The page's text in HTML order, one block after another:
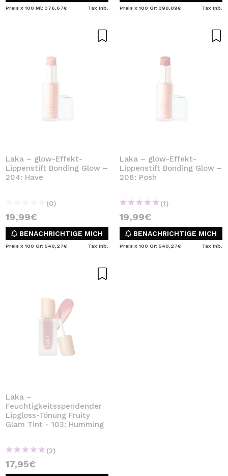
Preis x 100 Ml: 376,67€ Tax Inb. Preis x 100 Gr: 398,89€ Tax Inb.
Laka – glow-Effekt-
Lippenstift Bonding Glow –
204: Have
(0)
19,99€
BENACHRICHTIGE MICH
Preis x 100 Gr: 540,27€ Tax Inb.
Laka – glow-Effekt-
Lippenstift Bonding Glow –
208: Posh
(1)
19,99€
BENACHRICHTIGE MICH
Preis x 100 Gr: 540,27€ Tax Inb.
Laka –
Feuchtigkeitsspendender
Lipgloss-Tönung Fruity
Glam Tint - 103: Humming
(2)
17,95€